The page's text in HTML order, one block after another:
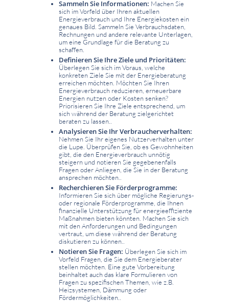
Sammeln Sie Informationen: Machen Sie
sich im Vorfeld über Ihren aktuellen
Energieverbrauch und Ihre Energiekosten ein
genaues Bild. Sammeln Sie Verbrauchsdaten,
Rechnungen und andere relevante Unterlagen,
um eine Grundlage für die Beratung zu
schaffen.
Definieren Sie Ihre Ziele und Prioritäten:
Überlegen Sie sich im Voraus, welche
konkreten Ziele Sie mit der Energieberatung
erreichen möchten. Möchten Sie Ihren
Energieverbrauch reduzieren, erneuerbare
Energien nutzen oder Kosten senken?
Priorisieren Sie Ihre Ziele entsprechend, um
sich während der Beratung zielgerichtet
beraten zu lassen..
Analysieren Sie Ihr Verbraucherverhalten:
Nehmen Sie Ihr eigenes Nutzerverhalten unter
die Lupe. Überprüfen Sie, ob es Gewohnheiten
gibt, die den Energieverbrauch unnötig
steigern und notieren Sie gegebenenfalls
Fragen oder Anliegen, die Sie in der Beratung
ansprechen möchten..
Recherchieren Sie Förderprogramme:
Informieren Sie sich über mögliche Regierungs-
oder regionale Förderprogramme, die Ihnen
finanzielle Unterstützung für energieeffiziente
Maßnahmen bieten könnten. Machen Sie sich
mit den Anforderungen und Bedingungen
vertraut, um diese während der Beratung
diskutieren zu können..
Notieren Sie Fragen: Überlegen Sie sich im
Vorfeld Fragen, die Sie dem Energieberater
stellen möchten. Eine gute Vorbereitung
beinhaltet auch das klare Formulieren von
Fragen zu spezifischen Themen, wie z.B.
Heizsystemen, Dämmung oder
Fördermöglichkeiten..